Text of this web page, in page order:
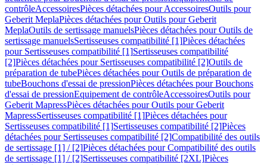
contrôleAccessoiresPièces détachées pour AccessoiresOutils pour
Geberit MeplaPièces détachées pour Outils pour Geberit
MeplaOutils de sertissage manuelsPièces détachées pour Outils de
sertissage manuelsSertisseuses compatibilité [1]Pièces détachées
pour Sertisseuses compatibilité [1]Sertisseuses compatibilité
[2]Pièces détachées pour Sertisseuses compatibilité [2]Outils de
préparation de tubePièces détachées pour Outils de préparation de
tubeBouchons d'essai de pressionPièces détachées pour Bouchons
d'essai de pressionEquipement de contrôleAccessoiresOutils pour
Geberit MapressPièces détachées pour Outils pour Geberit
MapressSertisseuses compatibilité [1]Pièces détachées pour
Sertisseuses compatibilité [1]Sertisseuses compatibilité [2]Pièces
détachées pour Sertisseuses compatibilité [2]Compatibilité des outils
de sertissage [1] / [2]Pièces détachées pour Compatibilité des outils
de sertissage [1] / [2]Sertisseuses compatibilité [2XL]Pièces